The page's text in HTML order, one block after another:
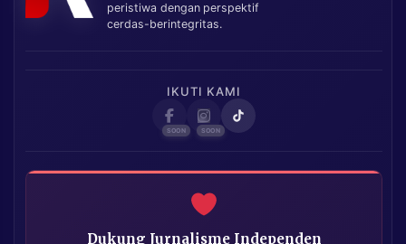
peristiwa dengan perspektif
cerdas-berintegritas.
IKUTI KAMI
Dukung Jurnalisme Independen